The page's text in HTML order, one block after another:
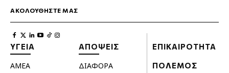
ΑΚΟΛΟΥΘΗΣΤΕ ΜΑΣ
ΥΓΕΙΑ
ΑΜΕΑ
ΑΠΟΨΕΙΣ
ΔΙΑΦΟΡΑ
ΕΠΙΚΑΙΡΟΤΗΤΑ
ΠΟΛΕΜΟΣ